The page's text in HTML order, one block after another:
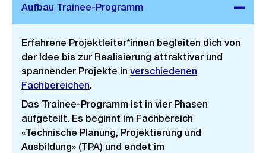
Erfahrene Projektleiter*innen begleiten dich von
der Idee bis zur Realisierung attraktiver und
spannender Projekte in verschiedenen
Fachbereichen.
Das Trainee-Programm ist in vier Phasen
aufgeteilt. Es beginnt im Fachbereich
«Technische Planung, Projektierung und
Ausbildung» (TPA) und endet im